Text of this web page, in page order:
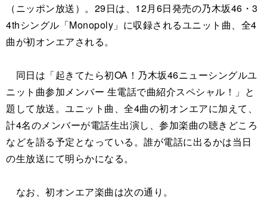
（ニッポン放送）。29日は、12月6日発売の乃木坂46・3
4thシングル「Monopoly」に収録されるユニット曲、全4
曲が初オンエアされる。
同日は「起きてたら初OA！乃木坂46ニューシングルユ
ニット曲参加メンバー 生電話で曲紹介スペシャル！」と
題して放送。ユニット曲、全4曲の初オンエアに加えて、
計4名のメンバーが電話生出演し、参加楽曲の聴きどころ
などを語る予定となっている。誰が電話に出るかは当日
の生放送にて明らかになる。
なお、初オンエア楽曲は次の通り。